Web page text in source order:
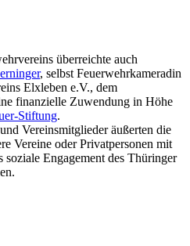
überreichte auch
, selbst Feuerwehrkameradin
Elxleben e.V., dem
finanzielle Zuwendung in Höhe
Stiftung.
Vereinsmitglieder äußerten die
Vereine oder Privatpersonen mit
soziale Engagement des Thüringer